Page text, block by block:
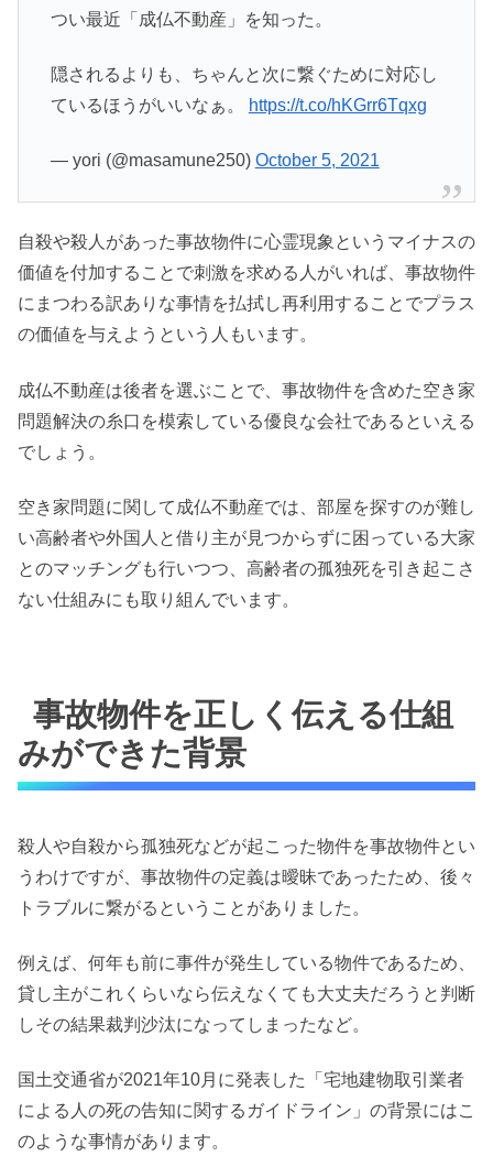
つい最近「成仏不動産」を知った。
隠されるよりも、ちゃんと次に繋ぐために対応し
ているほうがいいなぁ。
https://t.co/hKGrr6Tqxg
— yori (@masamune250) October 5, 2021
自殺や殺人があった事故物件に心霊現象というマイナスの
価値を付加することで刺激を求める人がいれば、事故物件
にまつわる訳ありな事情を払拭し再利用することでプラス
の価値を与えようという人もいます。
成仏不動産は後者を選ぶことで、事故物件を含めた空き家
問題解決の糸口を模索している優良な会社であるといえる
でしょう。
空き家問題に関して成仏不動産では、部屋を探すのが難し
い高齢者や外国人と借り主が見つからずに困っている大家
とのマッチングも行いつつ、高齢者の孤独死を引き起こさ
ない仕組みにも取り組んでいます。
事故物件を正しく伝える仕組
みができた背景
殺人や自殺から孤独死などが起こった物件を事故物件とい
うわけですが、事故物件の定義は曖昧であったため、後々
トラブルに繋がるということがありました。
例えば、何年も前に事件が発生している物件であるため、
貸し主がこれくらいなら伝えなくても大丈夫だろうと判断
しその結果裁判沙汰になってしまったなど。
国土交通省が2021年10月に発表した「宅地建物取引業者
による人の死の告知に関するガイドライン」の背景にはこ
のような事情があります。